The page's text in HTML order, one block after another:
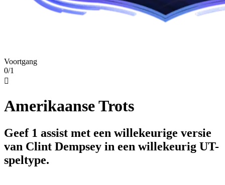
Voortgang
0/1

Amerikaanse Trots
Geef 1 assist met een willekeurige versie
van Clint Dempsey in een willekeurig UT-
speltype.